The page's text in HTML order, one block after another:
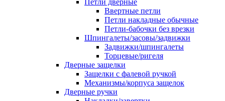
Петли дверные
Ввертные петли
Петли накладные обычные
Петли-бабочки без врезки
Шпингалеты/засовы/задвижки
Задвижки/шпингалеты
Торцевые/ригеля
Дверные защелки
Защелки с фалевой ручкой
Механизмы/корпуса защелок
Дверные ручки